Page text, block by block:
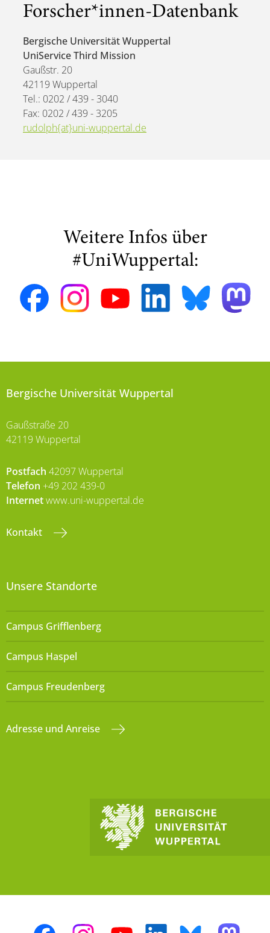
Forscher*innen-Datenbank
Bergische Universität Wuppertal
UniService Third Mission
Gaußstr. 20
42119 Wuppertal
Tel.: 0202 / 439 - 3040
Fax: 0202 / 439 - 3205
rudolph{at}uni-wuppertal.de
Weitere Infos über
#UniWuppertal:
Bergische Universität Wuppertal
Gaußstraße 20
42119 Wuppertal
Postfach 42097 Wuppertal
Telefon +49 202 439-0
Internetwww.uni-wuppertal.de
Kontakt
Unsere Standorte
Campus Grifflenberg
Campus Haspel
Campus Freudenberg
Adresse und Anreise